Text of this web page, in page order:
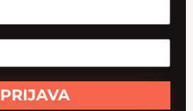
PRIJAVA